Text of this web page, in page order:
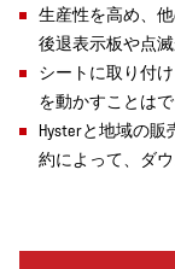
生産性を高め、
後退表示板や点
シートに取り付
を動かすことは
Hysterと地域の
約によって、ダ